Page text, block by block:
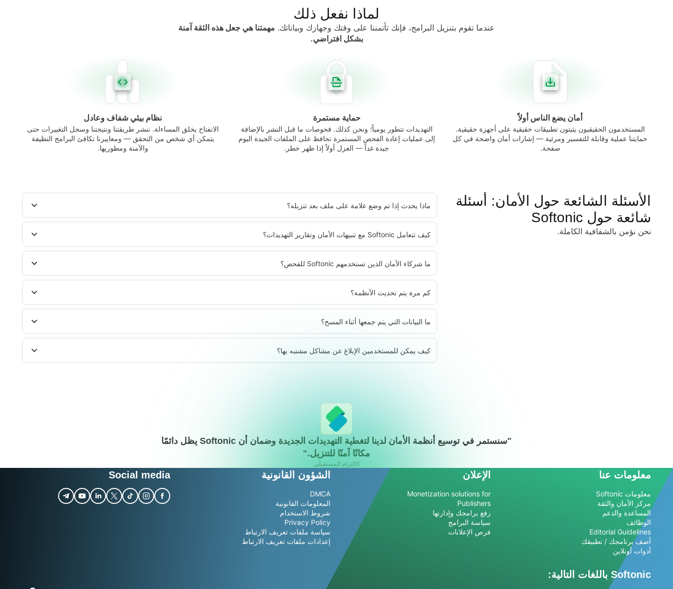
لماذا نفعل ذلك
عندما تقوم بتنزيل البرامج، فإنك تأتمننا على وقتك وجهازك وبياناتك. مهمتنا هي جعل هذه الثقة آمنة
بشكل افتراضي.
أمان يضع الناس أولاً
المستخدمون الحقيقيون يثبتون تطبيقات حقيقية على أجهزة حقيقية.
حمايتنا عملية وقابلة للتفسير ومرئية — إشارات أمان واضحة في كل
صفحة.
حماية مستمرة
التهديدات تتطور يومياً؛ ونحن كذلك. فحوصات ما قبل النشر بالإضافة
إلى عمليات إعادة الفحص المستمرة تحافظ على الملفات الجيدة اليوم
جيدة غداً — العزل أولاً إذا ظهر خطر.
نظام بيئي شفاف وعادل
الانفتاح يخلق المساءلة. ننشر طريقتنا ونتيجتنا وسجل التغييرات حتى
يتمكن أي شخص من التحقق — ومعاييرنا تكافئ البرامج النظيفة
والآمنة ومطوريها.
الأسئلة الشائعة حول الأمان: أسئلة
شائعة حول Softonic
نحن نؤمن بالشفافية الكاملة.
ماذا يحدث إذا تم وضع علامة على ملف بعد تنزيله؟
كيف تتعامل Softonic مع تنبيهات الأمان وتقارير التهديدات؟
ما شركاء الأمان الذين تستخدمهم Softonic للفحص؟
كم مرة يتم تحديث الأنظمة؟
ما البيانات التي يتم جمعها أثناء المسح؟
كيف يمكن للمستخدمين الإبلاغ عن مشاكل مشتبه بها؟
"سنستمر في توسيع أنظمة الأمان لدينا لتغطية التهديدات الجديدة وضمان أن Softonic يظل دائمًا
مكانًا آمنًا للتنزيل."
الالتزام المستقبلي
معلومات عنا
معلومات Softonic
مركز الأمان والثقة
المساعدة والدعم
الوظائف
Editorial Guidelines
أضف برنامجك / تطبيقك
أدوات أونلاين
الإعلان
Monetization solutions for
Publishers
رفع برامجك وإدارتها
سياسة البرامج
فرص الإعلانات
الشؤون القانونية
DMCA
المعلومات القانونية
شروط الاستخدام
Privacy Policy
سياسة ملفات تعريف الارتباط
إعدادات ملفات تعريف الارتباط
Social media
Softonic باللغات التالية: